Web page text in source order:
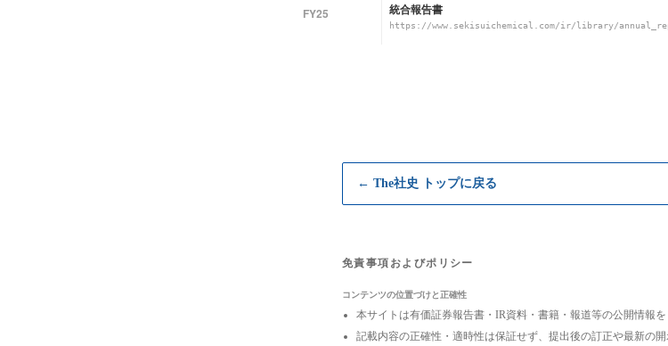
FY25 統合報告書
https://www.sekisuichemical.com/ir/library/
← The社史 トップに戻る
免責事項およびポリシー
コンテンツの位置づけと正確性
本サイトは有価証券報告書・IR資料・書籍・報道等の公開情報
記載内容の正確性・適時性は保証せず、提出後の訂正や最新の